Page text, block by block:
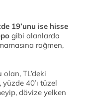
19’unu ise hisse
gibi alanlarda
rağmen,
TL’deki
40’ı tüzel
dövize yelken